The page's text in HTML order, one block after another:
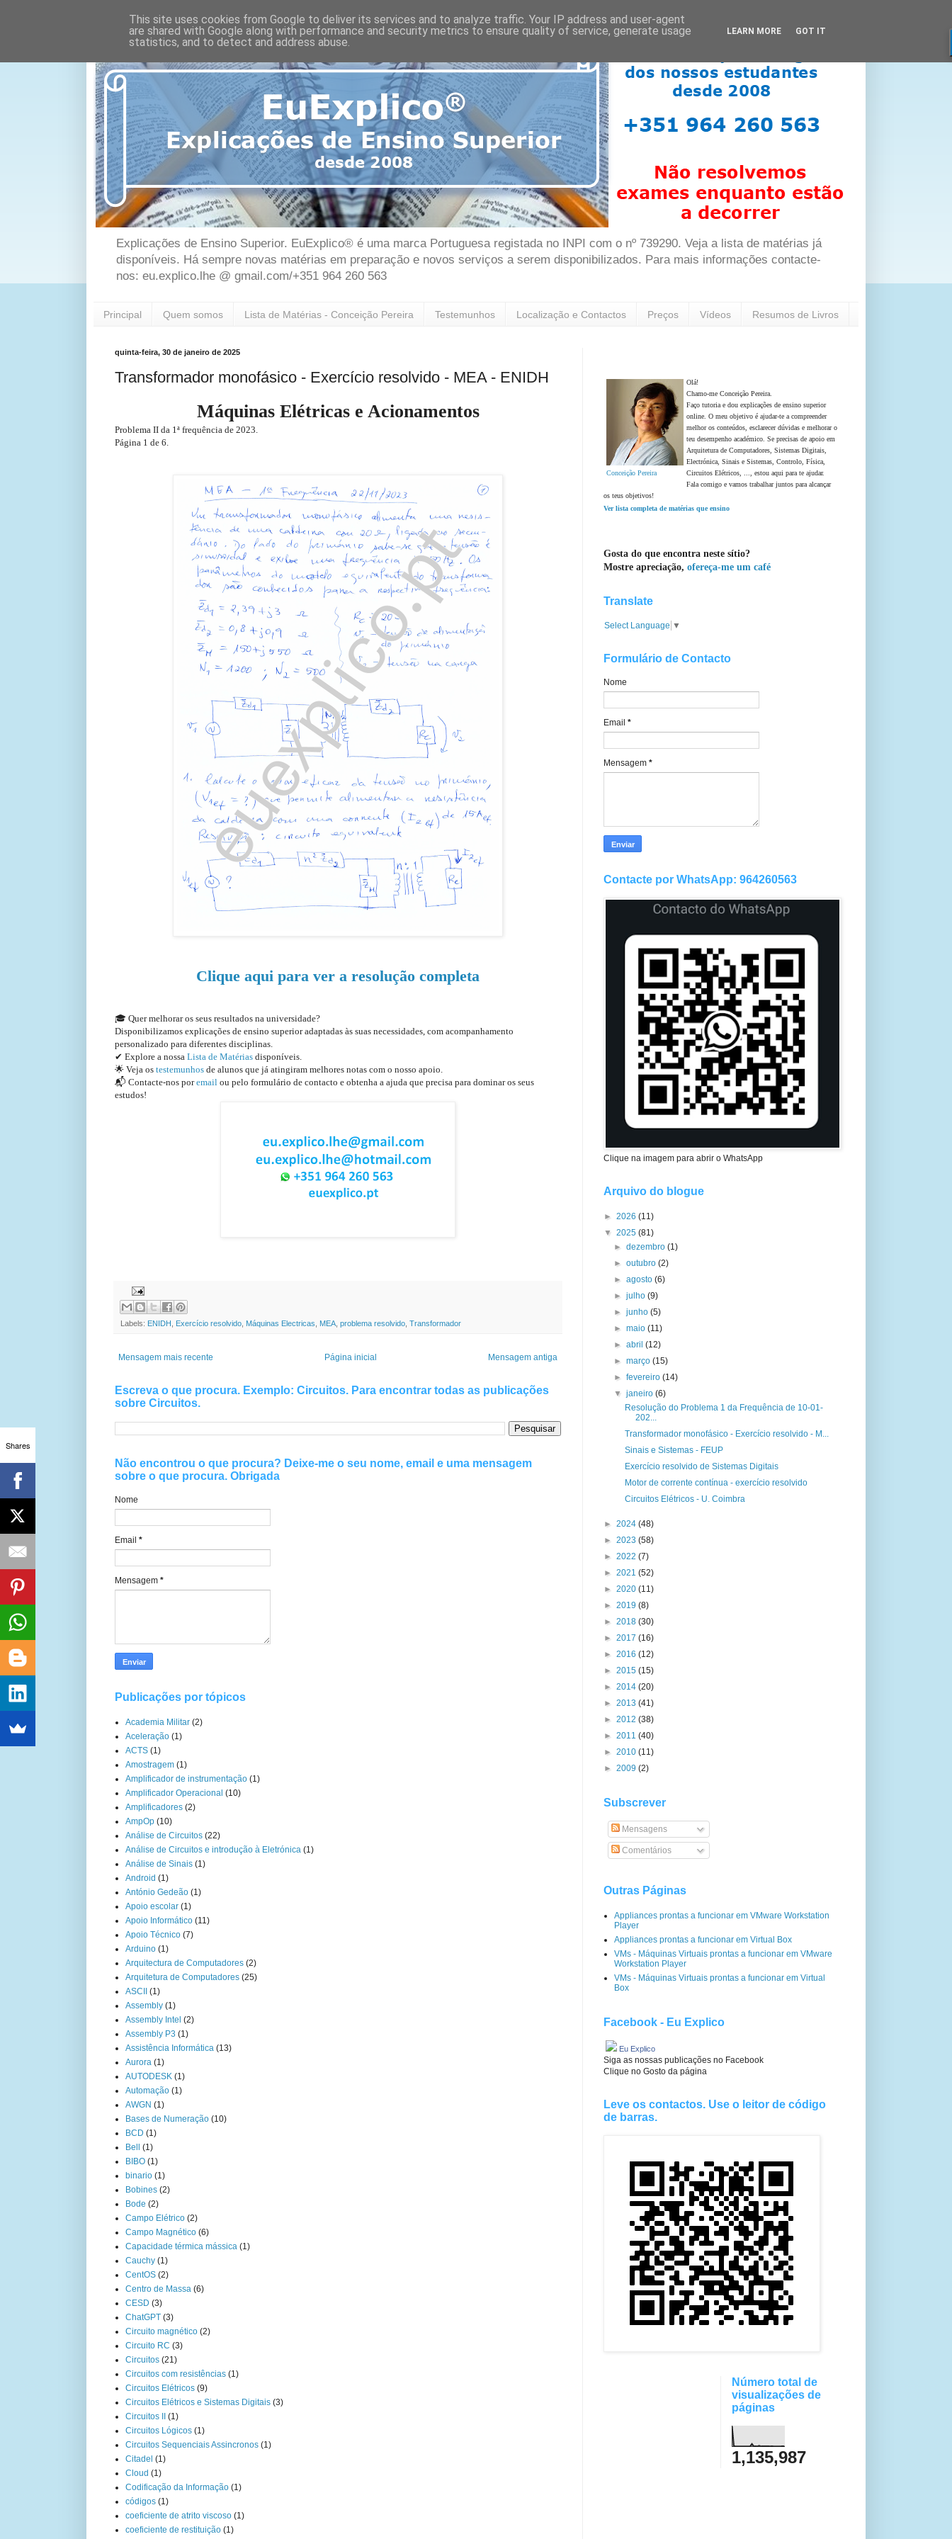
Explicações de Ensino Superior. EuExplico® é uma marca Portuguesa registada no INPI com o nº 739290. Veja a lista de matérias já
disponíveis. Há sempre novas matérias em preparação e novos serviços a serem disponibilizados. Para mais informações contacte-
nos: eu.explico.lhe @ gmail.com/+351 964 260 563
Principal Quem somos Lista de Matérias - Conceição Pereira Testemunhos Localização e Contactos Preços Vídeos Resumos de Livros
quinta-feira, 30 de janeiro de 2025
Transformador monofásico - Exercício resolvido - MEA - ENIDH
Máquinas Elétricas e Acionamentos
Problema II da 1ª frequência de 2023.
Página 1 de 6.
Clique aqui para ver a resolução completa
🎓 Quer melhorar os seus resultados na universidade?
Disponibilizamos explicações de ensino superior adaptadas às suas necessidades, com acompanhamento
personalizado para diferentes disciplinas.
✔ Explore a nossa Lista de Matérias disponíveis.
🌟 Veja os testemunhos de alunos que já atingiram melhores notas com o nosso apoio.
📬 Contacte-nos poremail ou pelo formulário de contacto e obtenha a ajuda que precisa para dominar os seus
estudos!
Labels: ENIDH Exercício resolvido Máquinas Electricas MEA problema resolvido Transformador
Mensagem mais recente Mensagem antiga
Página inicial
Escreva o que procura. Exemplo: Circuitos. Para encontrar todas as publicações
sobre Circuitos.
Não encontrou o que procura? Deixe-me o seu nome, email e uma mensagem
sobre o que procura. Obrigada
Nome
Email *
Mensagem *
Publicações por tópicos
Academia Militar (2)
Aceleração (1)
ACTS (1)
Amostragem (1)
Amplificador de instrumentação (1)
Amplificador Operacional (10)
Amplificadores (2)
AmpOp (10)
Análise de Circuitos (22)
Análise de Circuitos e introdução à Eletrónica (1)
Análise de Sinais (1)
Android (1)
António Gedeão (1)
Apoio escolar (1)
Apoio Informático (11)
Apoio Técnico (7)
Arduino (1)
Arquitectura de Computadores (2)
Arquitetura de Computadores (25)
ASCII
(1)
Assembly (1)
Assembly Intel (2)
Assembly P3 (1)
Assistência Informática (13)
Aurora (1)
AUTODESK (1)
Automação (1)
AWGN (1)
Bases de Numeração (10)
BCD (1)
Bell
(1)
BIBO (1)
binario (1)
Bobines (2)
Bode (2)
Campo Elétrico (2)
Campo Magnético (6)
Capacidade térmica mássica (1)
Cauchy (1)
CentOS (2)
Centro de Massa (6)
CESD (3)
ChatGPT (3)
Circuito magnético (2)
Circuito RC (3)
Circuitos (21)
Circuitos com resistências (1)
Circuitos Elétricos (9)
Circuitos Elétricos e Sistemas Digitais (3)
Circuitos II
(1)
Circuitos Lógicos (1)
Circuitos Sequenciais Assincronos (1)
Citadel (1)
Cloud (1)
Codificação da Informação (1)
códigos (1)
coeficiente de atrito viscoso (1)
coeficiente de restituição (1)
Conceição Pereira
Olá!
Chamo-me Conceição Pereira.
Faço tutoria e dou explicações de ensino superior
online. O meu objetivo é ajudar-te a compreender
melhor os conteúdos, esclarecer dúvidas e melhorar o
teu desempenho académico. Se precisas de apoio em
Arquitetura de Computadores, Sistemas Digitais,
Electrónica, Sinais e Sistemas, Controlo, Física,
Circuitos Elétricos, ..., estou aqui para te ajudar.
Fala comigo e vamos trabalhar juntos para alcançar
os teus objetivos!
Ver lista completa de matérias que ensino
Gosta do que encontra neste sítio?
Mostre apreciação, ofereça-me um café
Translate
Select Language ▼
Formulário de Contacto
Nome
Email *
Mensagem *
Contacte por WhatsApp: 964260563
Clique na imagem para abrir o WhatsApp
Arquivo do blogue
► 2026 (11)
▼ 2025 (81)
►dezembro(1)
►outubro(2)
►agosto(6)
►julho(9)
►junho(5)
►maio(11)
►abril(12)
►março(15)
►fevereiro(14)
▼janeiro(6)
Resolução do Problema 1 da Frequência de 10-01-
202...
Transformador monofásico - Exercício resolvido - M...
Sinais e Sistemas - FEUP
Exercício resolvido de Sistemas Digitais
Motor de corrente contínua - exercício resolvido
Circuitos Elétricos - U. Coimbra
► 2024 (48)
► 2023 (58)
► 2022 (7)
► 2021 (52)
► 2020 (11)
► 2019 (8)
► 2018 (30)
► 2017 (16)
► 2016 (12)
► 2015 (15)
► 2014 (20)
► 2013 (41)
► 2012 (38)
► 2011 (40)
► 2010 (11)
► 2009 (2)
Subscrever
Mensagens
Comentários
Outras Páginas
Appliances prontas a funcionar em VMware Workstation
Player
Appliances prontas a funcionar em Virtual Box
VMs - Máquinas Virtuais prontas a funcionar em VMware
Workstation Player
VMs - Máquinas Virtuais prontas a funcionar em Virtual
Box
Facebook - Eu Explico
Eu Explico
Siga as nossas publicações no Facebook
Clique no Gosto da página
Leve os contactos. Use o leitor de código
de barras.
Número total de
visualizações de
páginas
1,135,987
This site uses cookies from Google to deliver its services and to analyze traffic. Your IP address and user-agent
are shared with Google along with performance and security metrics to ensure quality of service, generate usage
statistics, and to detect and address abuse.
LEARN MORE GOT IT
Shares